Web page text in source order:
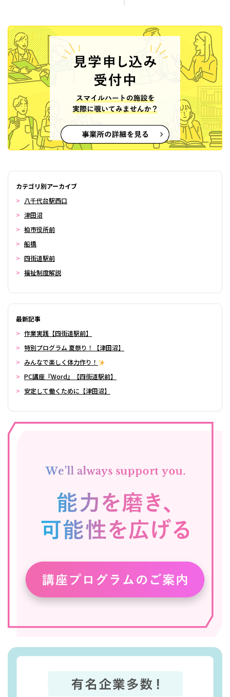
カテゴリ別アーカイブ
八千代台駅西口
津田沼
柏市役所前
船橋
四街道駅前
福祉制度解説
最新記事
作業実践【四街道駅前】
特別プログラム 夏祭り！【津田沼】
みんなで楽しく体力作り！
PC講座『Word』【四街道駅前】
安定して働くために【津田沼】